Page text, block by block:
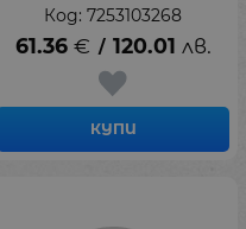
Код: 7253103268
61.36 € / 120.01 лв.
КУПИ